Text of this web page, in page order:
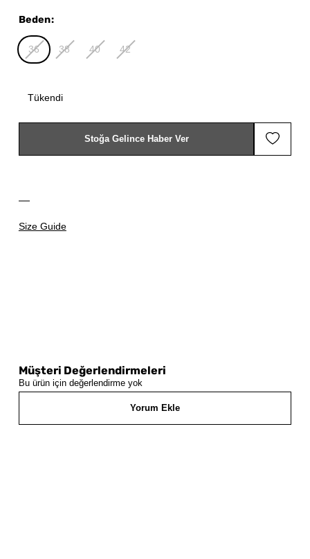
Size Guide
Beden:
36 38 40 42
Tükendi
Stoğa Gelince Haber Ver
Müşteri Değerlendirmeleri
Bu ürün için değerlendirme yok
Yorum Ekle